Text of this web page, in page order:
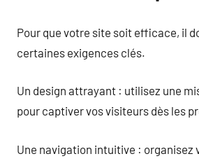
Pour que votre site soit efficace, il
certaines exigences clés.
Un design attrayant : utilisez une
pour captiver vos visiteurs dès les
Une navigation intuitive : organisez